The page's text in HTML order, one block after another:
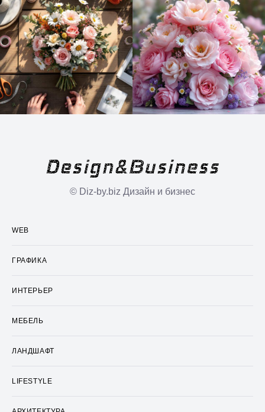
© Diz-by.biz Дизайн и бизнес
WEB
ГРАФИКА
ИНТЕРЬЕР
МЕБЕЛЬ
ЛАНДШАФТ
LIFESTYLE